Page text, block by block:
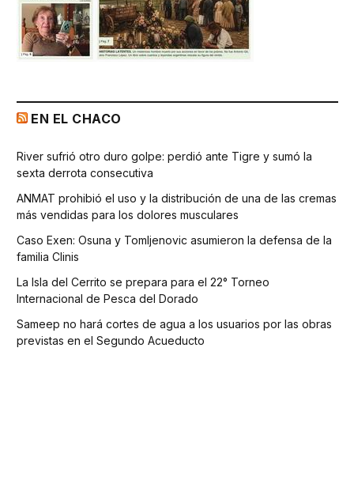
EN EL CHACO
River sufrió otro duro golpe: perdió ante Tigre y sumó la
sexta derrota consecutiva
ANMAT prohibió el uso y la distribución de una de las cremas
más vendidas para los dolores musculares
Caso Exen: Osuna y Tomljenovic asumieron la defensa de la
familia Clinis
La Isla del Cerrito se prepara para el 22° Torneo
Internacional de Pesca del Dorado
Sameep no hará cortes de agua a los usuarios por las obras
previstas en el Segundo Acueducto